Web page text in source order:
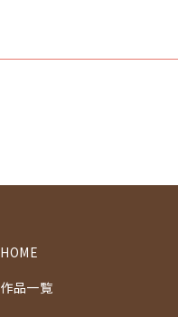
HOME
作品一覧